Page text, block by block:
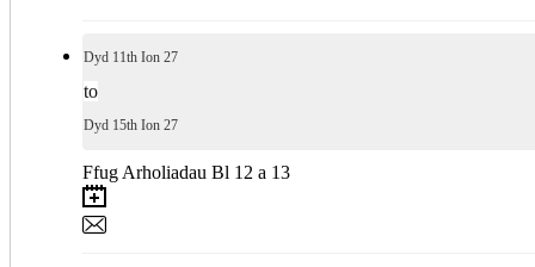
Dyd 11th Ion 27
to
Dyd 15th Ion 27
Ffug Arholiadau Bl 12 a 13